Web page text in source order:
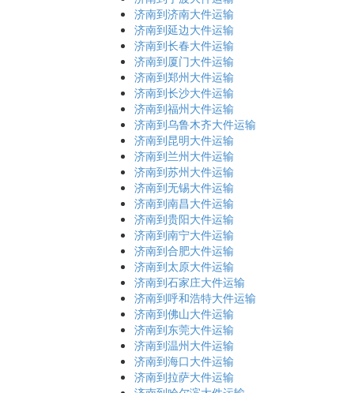
济南到济南大件运输
济南到延边大件运输
济南到长春大件运输
济南到厦门大件运输
济南到郑州大件运输
济南到长沙大件运输
济南到福州大件运输
济南到乌鲁木齐大件运输
济南到昆明大件运输
济南到兰州大件运输
济南到苏州大件运输
济南到无锡大件运输
济南到南昌大件运输
济南到贵阳大件运输
济南到南宁大件运输
济南到合肥大件运输
济南到太原大件运输
济南到石家庄大件运输
济南到呼和浩特大件运输
济南到佛山大件运输
济南到东莞大件运输
济南到温州大件运输
济南到海口大件运输
济南到拉萨大件运输